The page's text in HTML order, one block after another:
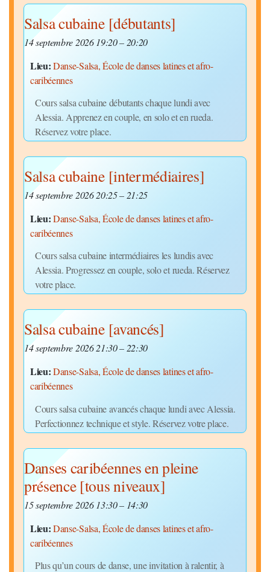
Salsa cubaine [débutants]
14 septembre 2026 19:20– 20:20
Lieu:Danse-Salsa, École de danses latines et afro-
caribéennes
Cours salsa cubaine débutants chaque lundi avec
Alessia. Apprenez en couple, en solo et en rueda.
Réservez votre place.
Salsa cubaine [intermédiaires]
14 septembre 2026 20:25– 21:25
Lieu:Danse-Salsa, École de danses latines et afro-
caribéennes
Cours salsa cubaine intermédiaires les lundis avec
Alessia. Progressez en couple, solo et rueda. Réservez
votre place.
Salsa cubaine [avancés]
14 septembre 2026 21:30–22:30
Lieu:Danse-Salsa, École de danses latines et afro-
caribéennes
Cours salsa cubaine avancés chaque lundi avec Alessia.
Perfectionnez technique et style. Réservez votre place.
Danses caribéennes en pleine
présence [tous niveaux]
15 septembre 2026 13:30– 14:30
Lieu:Danse-Salsa, École de danses latines et afro-
caribéennes
Plus qu’un cours de danse, une invitation à ralentir, à